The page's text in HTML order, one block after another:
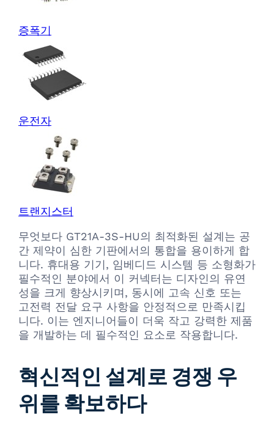
증폭기
운전자
트랜지스터
무엇보다 GT21A-3S-HU의 최적화된 설계는 공
간 제약이 심한 기판에서의 통합을 용이하게 합
니다. 휴대용 기기, 임베디드 시스템 등 소형화가
필수적인 분야에서 이 커넥터는 디자인의 유연
성을 크게 향상시키며, 동시에 고속 신호 또는
고전력 전달 요구 사항을 안정적으로 만족시킵
니다. 이는 엔지니어들이 더욱 작고 강력한 제품
을 개발하는 데 필수적인 요소로 작용합니다.
혁신적인 설계로 경쟁 우
위를 확보하다